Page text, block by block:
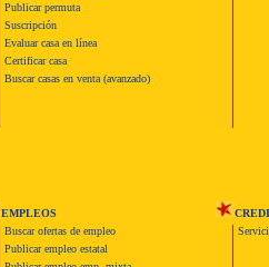
Publicar permuta
Suscripción
Evaluar casa en línea
Certificar casa
Buscar casas en venta (avanzado)
EMPLEOS
Buscar ofertas de empleo
Publicar empleo estatal